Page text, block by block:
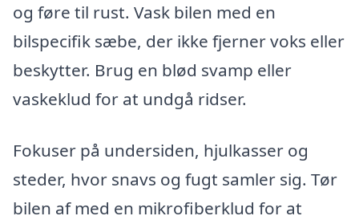
og føre til rust. Vask bilen med en
bilspecifik sæbe, der ikke fjerner voks eller
beskytter. Brug en blød svamp eller
vaskeklud for at undgå ridser.
Fokuser på undersiden, hjulkasser og
steder, hvor snavs og fugt samler sig. Tør
bilen af med en mikrofiberklud for at